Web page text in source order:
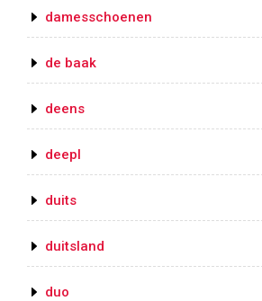
damesschoenen
de baak
deens
deepl
duits
duitsland
duo